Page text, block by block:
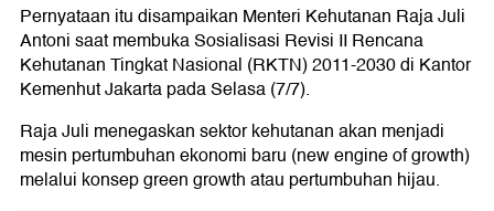
Pernyataan itu disampaikan Menteri Kehutanan Raja Juli
Antoni saat membuka Sosialisasi Revisi II Rencana
Kehutanan Tingkat Nasional (RKTN) 2011-2030 di Kantor
Kemenhut Jakarta pada Selasa (7/7).
Raja Juli menegaskan sektor kehutanan akan menjadi
mesin pertumbuhan ekonomi baru (new engine of growth)
melalui konsep green growth atau pertumbuhan hijau.